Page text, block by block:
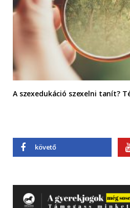
A szexedukáció szexelni tanít?
követő